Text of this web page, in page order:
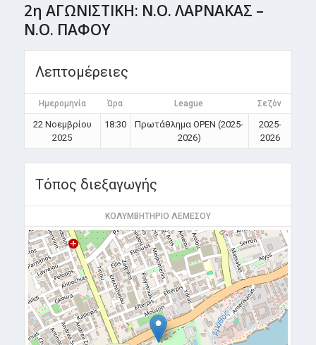
2η ΑΓΩΝΙΣΤΙΚΗ: Ν.Ο. ΛΑΡΝΑΚΑΣ –
Ν.Ο. ΠΑΦΟΥ
Λεπτομέρειες
Ημερομηνία Ώρα League Σεζόν
22 Νοεμβρίου
2025
18:30
Πρωτάθλημα OPEN (2025-
2026)
2025-
2026
Τόπος διεξαγωγής
ΚΟΛΥΜΒΗΤΗΡΙΟ ΛΕΜΕΣΟΥ